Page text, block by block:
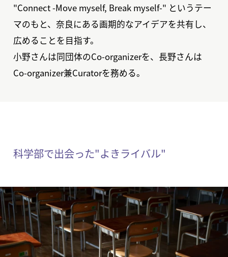
"Connect -Move myself, Break myself-" というテー
マのもと、奈良にある画期的なアイデアを共有し、
広めることを目指す。
小野さんは同団体のCo-organizerを、長野さんは
Co-organizer兼Curatorを務める。
科学部で出会った"よきライバル"